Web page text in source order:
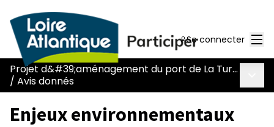
Se connecter
Projet d&#39;aménagement du port de La Turballe
/ Avis donnés
Enjeux environnementaux